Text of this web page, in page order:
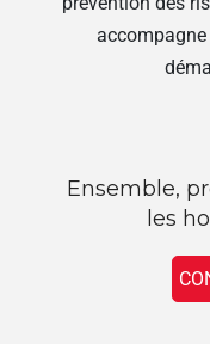
Ensemble,
les